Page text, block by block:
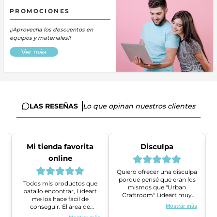
PROMOCIONES
¡¡Aprovecha los descuentos en
equipos y materiales!!
Ver más
LAS RESEÑAS Lo que opinan nuestros clientes
Mi tienda favorita
online
Todos mis productos que
batallo encontrar, Lideart
me los hace fácil de
conseguir. El área de
ventas es super amable y
Disculpa
Quiero ofrecer una disculpa
porque pensé que eran los
mismos que "Urban
Craftroom" Lideart muy
amables me ayudaron a
gestionar un problema que
Mostrar más